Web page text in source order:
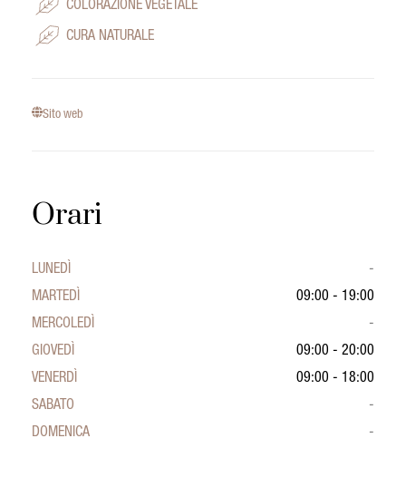
COLORAZIONE VEGETALE
CURA NATURALE
Sito web
Orari
LUNEDÌ
-
MARTEDÌ
09:00 - 19:00
MERCOLEDÌ
-
GIOVEDÌ
09:00 - 20:00
VENERDÌ
09:00 - 18:00
SABATO
-
DOMENICA
-